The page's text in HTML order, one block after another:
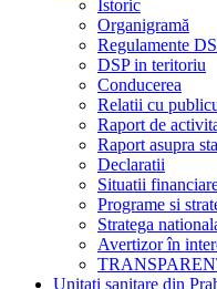
Istoric
Organigramă
Regulamente
DSP in teritoriu
Conducerea
Relatii cu
Raport de
Raport asupra
Declaratii
Situatii
Programe si
Stratega
Avertizor în
Unitati sanitare din